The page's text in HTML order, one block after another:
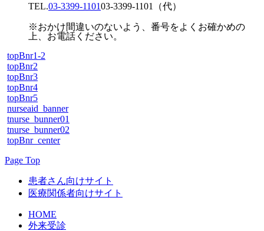
TEL.03-3399-110103-3399-1101 （代）
※おかけ間違いのないよう、番号をよくお確かめの
上、お電話ください。
topBnr1-2
topBnr2
topBnr3
topBnr4
topBnr5
nurseaid_banner
tnurse_bunner01
tnurse_bunner02
topBnr_center
Page Top
患者さん向けサイト
医療関係者向けサイト
HOME
外来受診